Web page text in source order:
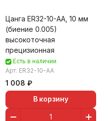
Цанга ER32-10-AA, 10 мм
(биение 0.005)
высокоточная
прецизионная
Есть в наличии
Арт. ER32-10-AA
1 008 ₽
В корзину